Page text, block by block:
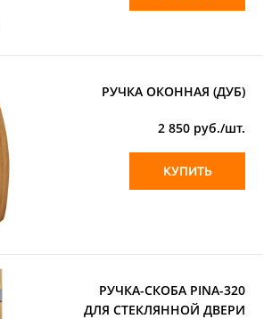
РУЧКА ОКОННАЯ (ДУБ)
2 850 руб./шт.
КУПИТЬ
РУЧКА-СКОБА PINA-320
ДЛЯ СТЕКЛЯННОЙ ДВЕРИ